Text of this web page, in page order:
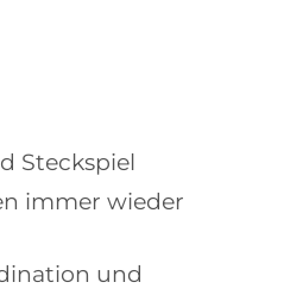
Steckspiel
immer wieder
und